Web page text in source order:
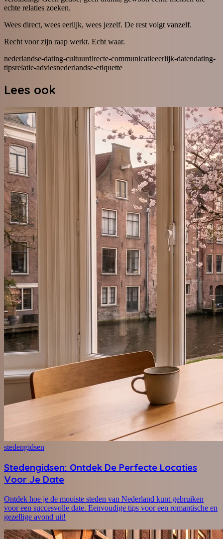
echte relaties zoeken.
Wees direct, wees eerlijk, wees jezelf. De rest volgt vanzelf.
Recht voor zijn raap werkt. Echt waar.
nederlandse-dating-cultuurdirecte-communicatieeerlijk-datendating-
tipsrelatie-adviesnederlandse-etiquette
Lees ook
stedengidsen
Stedengidsen: Ontdek De Perfecte Locaties
Voor Je Date
Ontdek hoe je de mooiste steden van Nederland kunt gebruiken
voor een succesvolle date. Eenvoudige tips voor een romantische en
gezellige avond uit!